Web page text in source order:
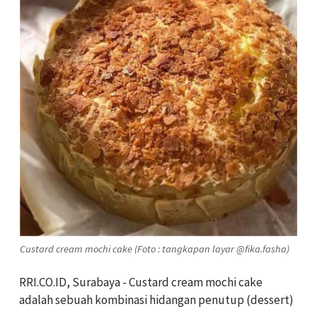
Custard cream mochi cake (Foto : tangkapan layar @fika.fasha)
RRI.CO.ID, Surabaya - Custard cream mochi cake
adalah sebuah kombinasi hidangan penutup (dessert)